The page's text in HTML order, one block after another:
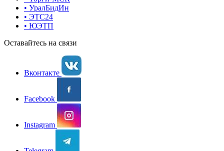
• УралБидИн
• ЭТС24
• ЮЭТП
Оставайтесь на связи
Вконтакте
Facebook
Instagram